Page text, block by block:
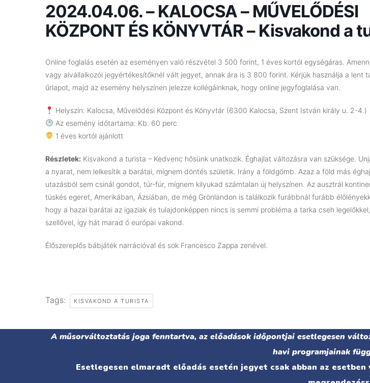
2024.04.06. – KALOCSA – MŰVELŐDÉSI
KÖZPONT ÉS KÖNYVTÁR – Kisvakond a
Online foglalás esetén az eseményen való részvétel 3 500 forint, 1 éves kortól egységáras.
vagy alvállalkozói jegyértékesítőknél vált jegyet, annak ára is 3 800 forint. Kérjük használja a lent
űrlapot, majd az esemény helyszínen jelezze kollégáinknak, hogy online jegyfoglalása van.
Helyszín: Kalocsa, Művelődési Központ és Könyvtár (6300 Kalocsa, Szent István király u. 2-4.)
Az esemény időtartama: Kb. 60 perc
1 éves kortól ajánlott
Részletek: Kisvakond a turista – Kedvenc hősünk unatkozik. Éghajlat változásra van szüksége.
a nyarat, nem lelkesítik a barátai, mígnem döntés születik. Irány a földgömb. Azaz a föld más
utazásból sem csinál gondot, túr-fúr, mígnem kilyukad számtalan új helyszínen. Az ausztrál
tüskés egeret, Amerikában, Ázsiában, de még Grönlandon is találkozik furábbnál furább
hogy a hazai barátai az igaziak és tulajdonképpen nincs is semmi probléma a tarka cseh
szellővel, így hát marad ő európai vakond.
Élőszereplős bábjáték narrációval és sok Francesco Zappa zenével.
Tags: KISVAKOND A TURISTA
A műsorváltoztatás joga fenntartva, az előadások időpontjai esetlegesen
havi programjainak
Esetlegesen elmaradt előadás esetén jegyet csak abban az